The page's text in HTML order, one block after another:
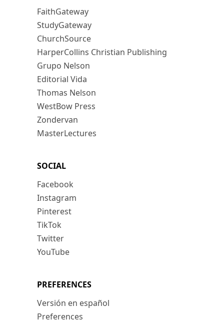
FaithGateway
StudyGateway
ChurchSource
HarperCollins Christian Publishing
Grupo Nelson
Editorial Vida
Thomas Nelson
WestBow Press
Zondervan
MasterLectures
SOCIAL
Facebook
Instagram
Pinterest
TikTok
Twitter
YouTube
PREFERENCES
Versión en español
Preferences